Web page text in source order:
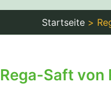
Startseite
Rega-Saft von